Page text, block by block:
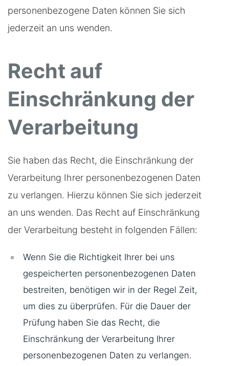
personenbezogene Daten können Sie sich
jederzeit an uns wenden.
Recht auf
Einschränkung der
Verarbeitung
Sie haben das Recht, die Einschränkung der
Verarbeitung Ihrer personenbezogenen Daten
zu verlangen. Hierzu können Sie sich jederzeit
an uns wenden. Das Recht auf Einschränkung
der Verarbeitung besteht in folgenden Fällen:
Wenn Sie die Richtigkeit Ihrer bei uns
gespeicherten personenbezogenen Daten
bestreiten, benötigen wir in der Regel Zeit,
um dies zu überprüfen. Für die Dauer der
Prüfung haben Sie das Recht, die
Einschränkung der Verarbeitung Ihrer
personenbezogenen Daten zu verlangen.